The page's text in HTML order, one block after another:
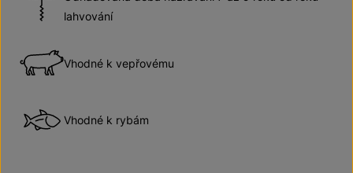
lahvování
Vhodné k vepřovému
Vhodné k rybám